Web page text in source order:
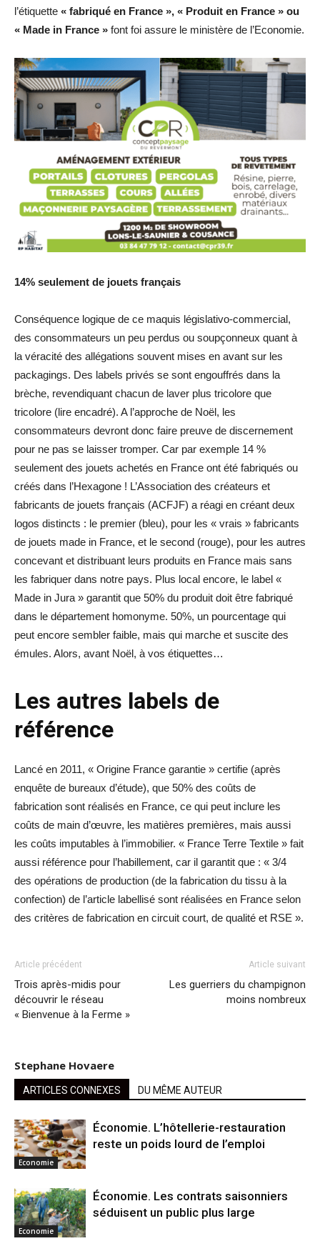
l’étiquette « fabriqué en France », « Produit en France » ou
« Made in France » font foi assure le ministère de l’Economie.
14% seulement de jouets français
Conséquence logique de ce maquis législativo-commercial,
des consommateurs un peu perdus ou soupçonneux quant à
la véracité des allégations souvent mises en avant sur les
packagings. Des labels privés se sont engouffrés dans la
brèche, revendiquant chacun de laver plus tricolore que
tricolore (lire encadré). A l’approche de Noël, les
consommateurs devront donc faire preuve de discernement
pour ne pas se laisser tromper. Car par exemple 14 %
seulement des jouets achetés en France ont été fabriqués ou
créés dans l’Hexagone ! L’Association des créateurs et
fabricants de jouets français (ACFJF) a réagi en créant deux
logos distincts : le premier (bleu), pour les « vrais » fabricants
de jouets made in France, et le second (rouge), pour les autres
concevant et distribuant leurs produits en France mais sans
les fabriquer dans notre pays. Plus local encore, le label «
Made in Jura » garantit que 50% du produit doit être fabriqué
dans le département homonyme. 50%, un pourcentage qui
peut encore sembler faible, mais qui marche et suscite des
émules. Alors, avant Noël, à vos étiquettes…
Les autres labels de
référence
Lancé en 2011, « Origine France garantie » certifie (après
enquête de bureaux d’étude), que 50% des coûts de
fabrication sont réalisés en France, ce qui peut inclure les
coûts de main d’œuvre, les matières premières, mais aussi
les coûts imputables à l’immobilier. « France Terre Textile » fait
aussi référence pour l’habillement, car il garantit que : « 3/4
des opérations de production (de la fabrication du tissu à la
confection) de l’article labellisé sont réalisées en France selon
des critères de fabrication en circuit court, de qualité et RSE ».
Article précédent
Trois après-midis pour
découvrir le réseau
« Bienvenue à la Ferme »
Article suivant
Les guerriers du champignon
moins nombreux
Stephane Hovaere
ARTICLES CONNEXES DU MÊME AUTEUR
Economie
Économie. L’hôtellerie-restauration
reste un poids lourd de l’emploi
Economie
Économie. Les contrats saisonniers
séduisent un public plus large